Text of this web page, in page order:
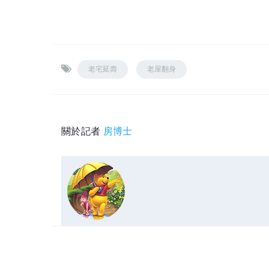
老宅延壽 老屋翻身
關於記者 房博士